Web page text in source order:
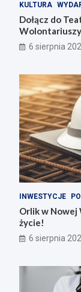
KULTURA
Dołącz do
6 sierpnia
INWESTYCJE
Orlik w Nowej
życie!
6 sierpnia